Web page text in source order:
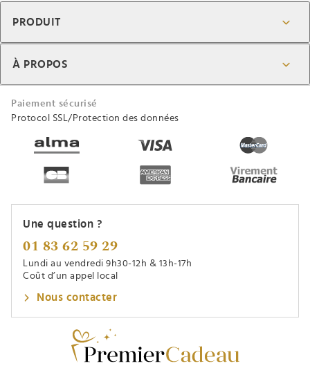
PRODUIT
À PROPOS
Paiement sécurisé
Protocol SSL/Protection des données
Une question ?
01 83 62 59 29
Lundi au vendredi 9h30-12h & 13h-17h
Coût d’un appel local
Nous contacter